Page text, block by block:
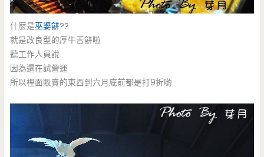
什麼是巫婆餅??
就是改良型的厚牛舌餅啦
聽工作人員說
因為還在試營運
所以裡面販賣的東西到六月底前都是打9折喲